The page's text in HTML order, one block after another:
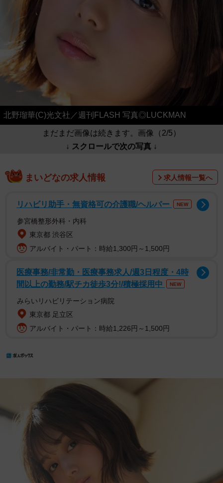
北野瑠華(C)光文社／週刊FLASH 写真◎LUCKMAN
まだまだ画像は続きます。画像（2/5）
↓ スクロールで次の写真 ↓
まいどなの求人情報 求人情報一覧へ
リハビリ助手・無資格可の介護職/ヘルパー NEW
参宮橋整形外科・内科
東京都 渋谷区
アルバイト・パート：時給1,300円～1,500円
医療事務/非常勤・医療事務求人/週3日程度・4時
間以上の勤務/駅チカ徒歩3分!/積極採用中
NEW
みらいリハビリテーション病院
東京都 足立区
アルバイト・パート：時給1,226円～1,500円